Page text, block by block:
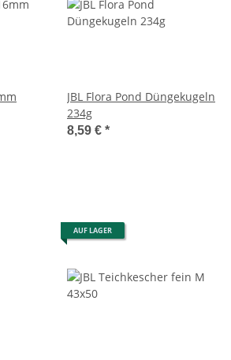
JBL Flora Pond Düngekugeln
234g
8,59 € *
AUF LAGER